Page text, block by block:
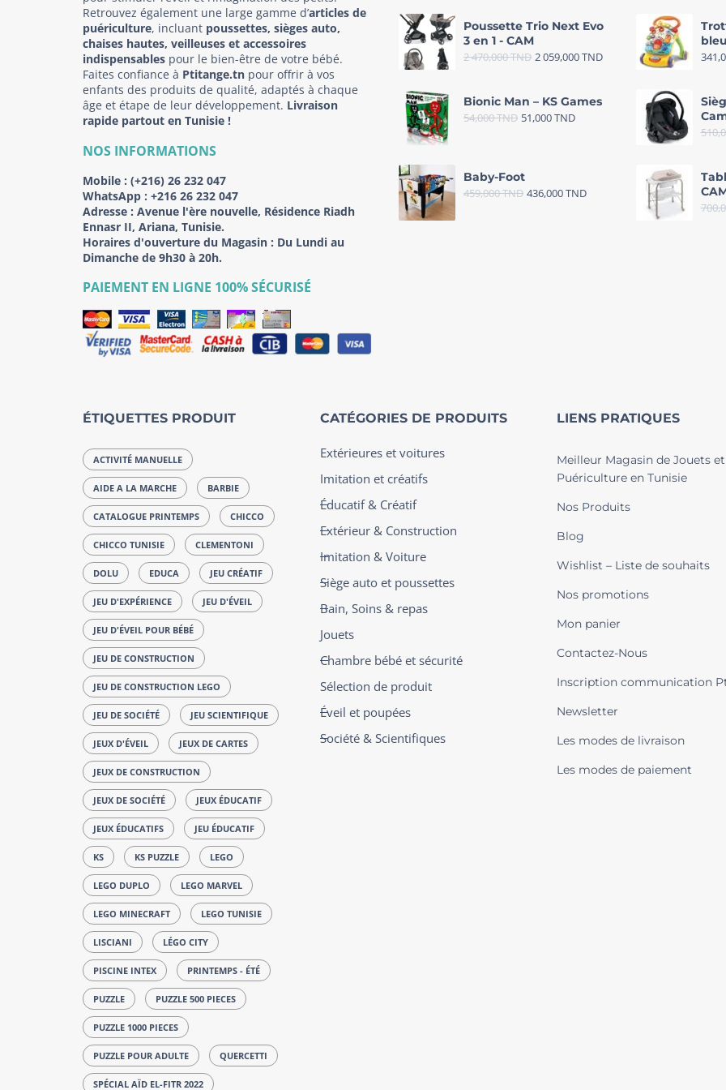
Retrouvez également une large gamme d’articles de
puériculture, incluant poussettes, sièges auto,
chaises hautes, veilleuses et accessoires
indispensables pour le bien-être de votre bébé.
Faites confiance à Ptitange.tn pour offrir à vos
enfants des produits de qualité, adaptés à chaque
âge et étape de leur développement. Livraison
rapide partout en Tunisie !
NOS INFORMATIONS
Mobile : (+216) 26 232 047
WhatsApp : +216 26 232 047
Adresse : Avenue l'ère nouvelle, Résidence Riadh
Ennasr II, Ariana, Tunisie.
Horaires d'ouverture du Magasin : Du Lundi au
Dimanche de 9h30 à 20h.
PAIEMENT EN LIGNE 100% SÉCURISÉ
Poussette Trio Next Evo
3 en 1 - CAM
2 470,000TND 2 059,000TND
Bionic Man – KS Games
54,000TND 51,000TND
Baby-Foot
459,000TND 436,000TND
ÉTIQUETTES PRODUIT
ACTIVITÉ MANUELLE
AIDE A LA MARCHE BARBIE
CATALOGUE PRINTEMPS CHICCO
CHICCO TUNISIE CLEMENTONI
DOLU EDUCA JEU CRÉATIF
JEU D'EXPÉRIENCE JEU D'ÉVEIL
JEU D'ÉVEIL POUR BÉBÉ
JEU DE CONSTRUCTION
JEU DE CONSTRUCTION LEGO
JEU DE SOCIÉTÉ JEU SCIENTIFIQUE
JEUX D'ÉVEIL JEUX DE CARTES
JEUX DE CONSTRUCTION
JEUX DE SOCIÉTÉ JEUX ÉDUCATIF
JEUX ÉDUCATIFS JEU ÉDUCATIF
KS KS PUZZLE LEGO
LEGO DUPLO LEGO MARVEL
LEGO MINECRAFT LEGO TUNISIE
LISCIANI LÉGO CITY
PISCINE INTEX PRINTEMPS - ÉTÉ
PUZZLE PUZZLE 500 PIECES
PUZZLE 1000 PIECES
PUZZLE POUR ADULTE QUERCETTI
SPÉCIAL AÏD EL-FITR 2022
CATÉGORIES DE PRODUITS
Extérieures et voitures
Imitation et créatifs
Éducatif & Créatif
Extérieur & Construction
Imitation & Voiture
Siège auto et poussettes
Bain, Soins & repas
Jouets
Chambre bébé et sécurité
Sélection de produit
Éveil et poupées
Société & Scientifiques
LIENS PRATIQUES
Meilleur Magasin de Jouets et
Puériculture en Tunisie
Nos Produits
Blog
Wishlist – Liste de souhaits
Nos promotions
Mon panier
Contactez-Nous
Inscription communication
Newsletter
Les modes de livraison
Les modes de paiement